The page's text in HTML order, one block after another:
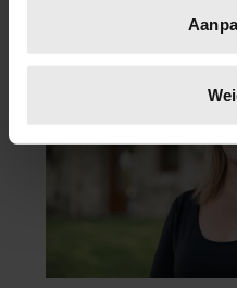
scannen op specifieke
verwerkt en stel uw
intrekken in de
We gebruiken cookies om
personaliseren, om
en om ons websiteverkeer